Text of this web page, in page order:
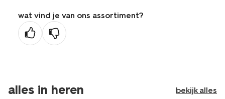
wat vind je van ons assortiment?
alles in heren bekijk alles